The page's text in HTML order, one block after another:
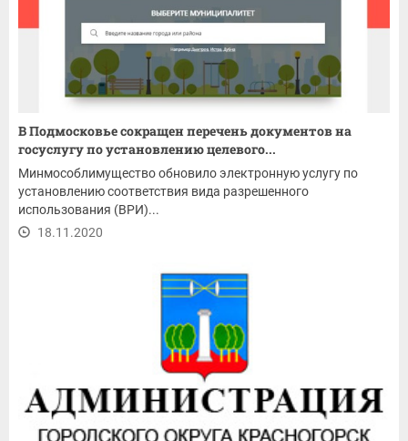
В Подмосковье сокращен перечень документов на
госуслугу по установлению целевого...
Минмособлимущество обновило электронную услугу по
установлению соответствия вида разрешенного
использования (ВРИ)...
18.11.2020